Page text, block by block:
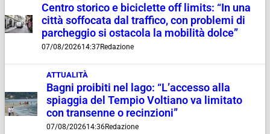
Centro storico e biciclette off limits: “In una
città soffocata dal traffico, con problemi di
parcheggio si ostacola la mobilità dolce”
07/08/202614:37Redazione
ATTUALITÀ
Bagni proibiti nel lago: “L’accesso alla
spiaggia del Tempio Voltiano va limitato
con transenne o recinzioni”
07/08/202614:36Redazione